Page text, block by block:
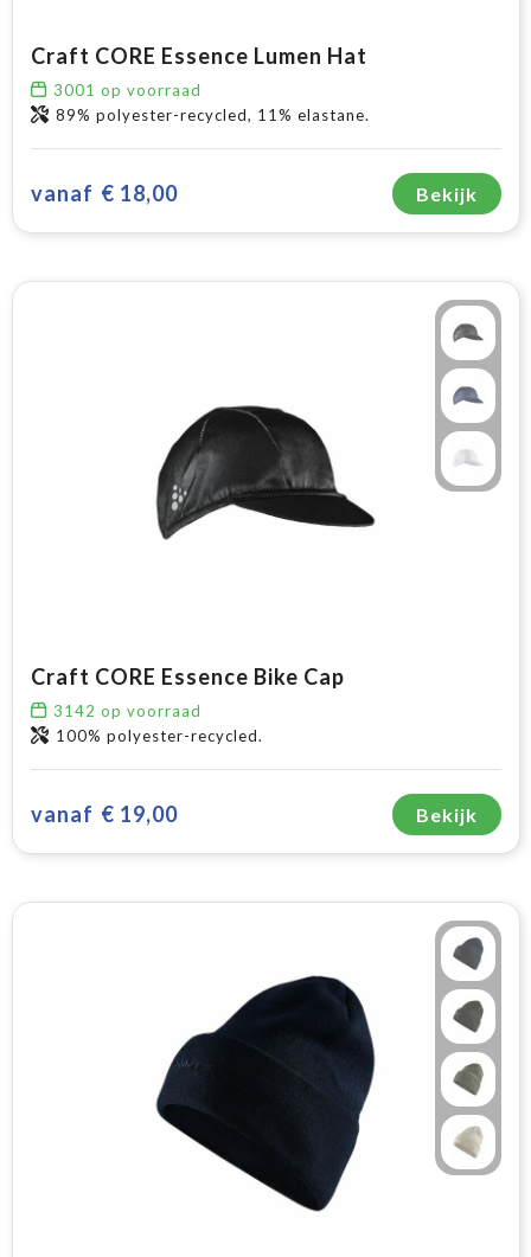
Craft CORE Essence Lumen Hat
3001 op voorraad
89% polyester-recycled, 11% elastane.
vanaf € 18,00 Bekijk
Craft CORE Essence Bike Cap
3142 op voorraad
100% polyester-recycled.
vanaf € 19,00 Bekijk